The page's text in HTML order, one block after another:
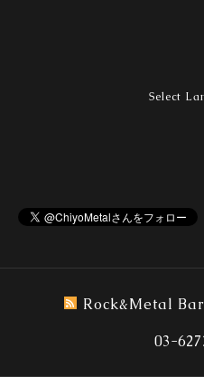
Select
Rock&Metal
03-